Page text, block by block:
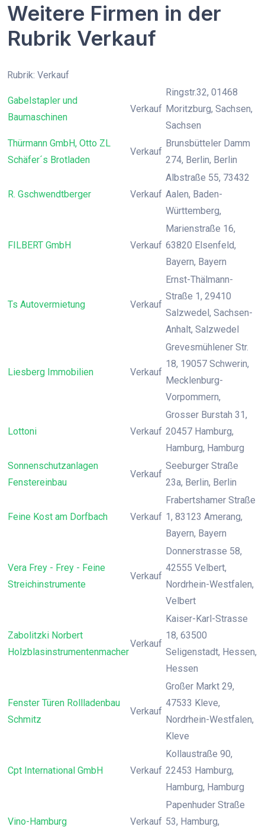
Weitere Firmen in der
Rubrik Verkauf
Rubrik: Verkauf
Gabelstapler und
Baumaschinen
Verkauf
Ringstr.32, 01468
Moritzburg, Sachsen,
Sachsen
Thürmann GmbH, Otto ZL
Schäfer´s Brotladen
Verkauf
Brunsbütteler Damm
274, Berlin, Berlin
R. Gschwendtberger Verkauf
Albstraße 55, 73432
Aalen, Baden-
Württemberg,
FILBERT GmbH Verkauf
Marienstraße 16,
63820 Elsenfeld,
Bayern, Bayern
Ts Autovermietung Verkauf
Ernst-Thälmann-
Straße 1, 29410
Salzwedel, Sachsen-
Anhalt, Salzwedel
Liesberg Immobilien Verkauf
Grevesmühlener Str.
18, 19057 Schwerin,
Mecklenburg-
Vorpommern,
Lottoni Verkauf
Grosser Burstah 31,
20457 Hamburg,
Hamburg, Hamburg
Sonnenschutzanlagen
Fenstereinbau
Verkauf
Seeburger Straße
23a, Berlin, Berlin
Feine Kost am Dorfbach Verkauf
Frabertshamer Straße
1, 83123 Amerang,
Bayern, Bayern
Vera Frey - Frey - Feine
Streichinstrumente
Verkauf
Donnerstrasse 58,
42555 Velbert,
Nordrhein-Westfalen,
Velbert
Zabolitzki Norbert
Holzblasinstrumentenmacher
Verkauf
Kaiser-Karl-Strasse
18, 63500
Seligenstadt, Hessen,
Hessen
Fenster Türen Rollladenbau
Schmitz
Verkauf
Großer Markt 29,
47533 Kleve,
Nordrhein-Westfalen,
Kleve
Cpt International GmbH Verkauf
Kollaustraße 90,
22453 Hamburg,
Hamburg, Hamburg
Vino-Hamburg Verkauf
Papenhuder Straße
53, Hamburg,